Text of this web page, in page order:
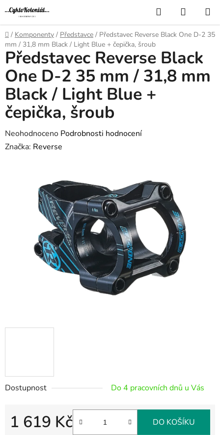
Přejít
na
obsah
Hledat
KOŠÍK
Domů
/ Komponenty / Představce / Představec Reverse Black One D-2 35
mm / 31,8 mm Black / Light Blue + čepička, šroub
Dostupnost Do 4 pracovních dnů u Vás
1 619 Kč DO KOŠÍKU
Představec Reverse Black
One D-2 35 mm / 31,8 mm
Black / Light Blue +
čepička, šroub
Průměrné
hodnocení
Neohodnoceno Podrobnosti hodnocení
Značka: Reverse